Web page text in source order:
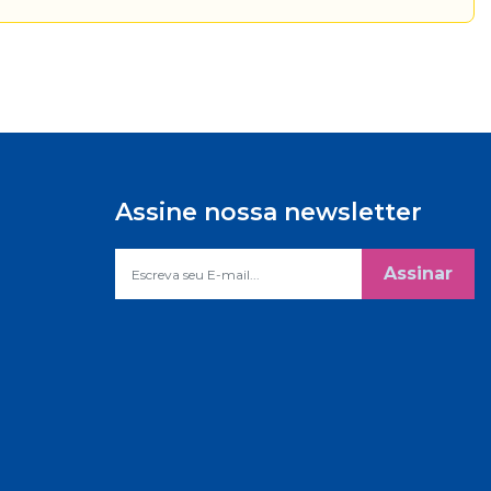
Assine nossa newsletter
Assinar